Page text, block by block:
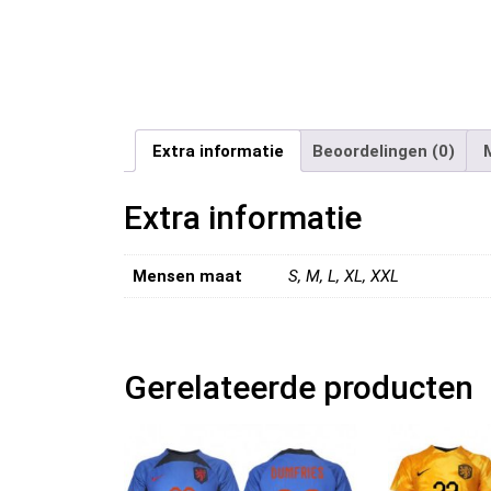
Extra informatie Beoordelingen (0)
Extra informatie
Mensen maat S, M, L, XL, XXL
Gerelateerde producten